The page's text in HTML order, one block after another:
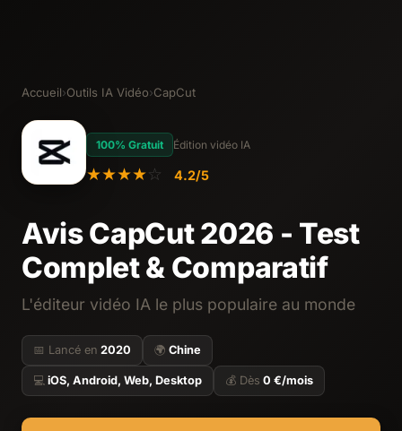
Accueil›Outils IA Vidéo›CapCut
100% Gratuit Édition vidéo IA
★★★★ ☆ 4.2/5
Avis CapCut 2026 - Test
Complet & Comparatif
L'éditeur vidéo IA le plus populaire au monde
📅 Lancé en 2020 🌍 Chine
💻 iOS, Android, Web, Desktop 💰 Dès 0 €/mois